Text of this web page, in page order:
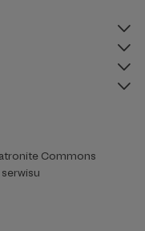
Commons